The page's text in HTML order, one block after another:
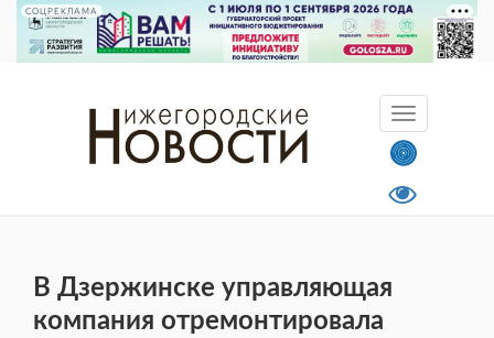
СОЦРЕКЛАМА
В Дзержинске управляющая
компания отремонтировала